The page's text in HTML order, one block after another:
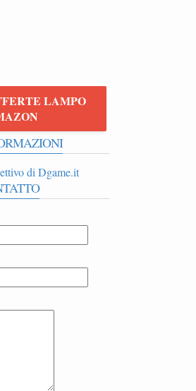
LAMPO
di Dgame.it